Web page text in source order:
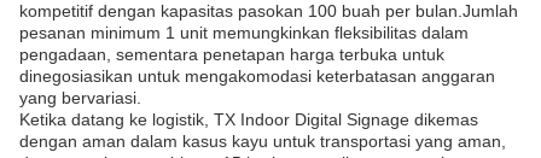
kompetitif dengan kapasitas pasokan 100 buah per bulan.Jumlah
pesanan minimum 1 unit memungkinkan fleksibilitas dalam
pengadaan, sementara penetapan harga terbuka untuk
dinegosiasikan untuk mengakomodasi keterbatasan anggaran
yang bervariasi.
Ketika datang ke logistik, TX Indoor Digital Signage dikemas
dengan aman dalam kasus kayu untuk transportasi yang aman,